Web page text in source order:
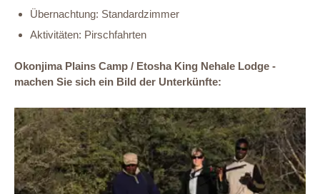
Übernachtung: Standardzimmer
Aktivitäten: Pirschfahrten
Okonjima Plains Camp / Etosha King Nehale Lodge -
machen Sie sich ein Bild der Unterkünfte: